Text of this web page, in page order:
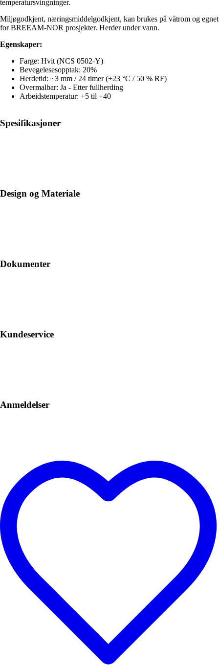
temperatursvingninger.
Miljøgodkjent, næringsmiddelgodkjent, kan brukes på våtrom og egnet
for BREEAM-NOR prosjekter. Herder under vann.
Egenskaper:
Farge: Hvit (NCS 0502-Y)
Bevegelesesopptak: 20%
Herdetid: ~3 mm / 24 timer (+23 °C / 50 % RF)
Overmalbar: Ja - Etter fullherding
Arbeidstemperatur: +5 til +40
Spesifikasjoner
Design og Materiale
Dokumenter
Kundeservice
Anmeldelser